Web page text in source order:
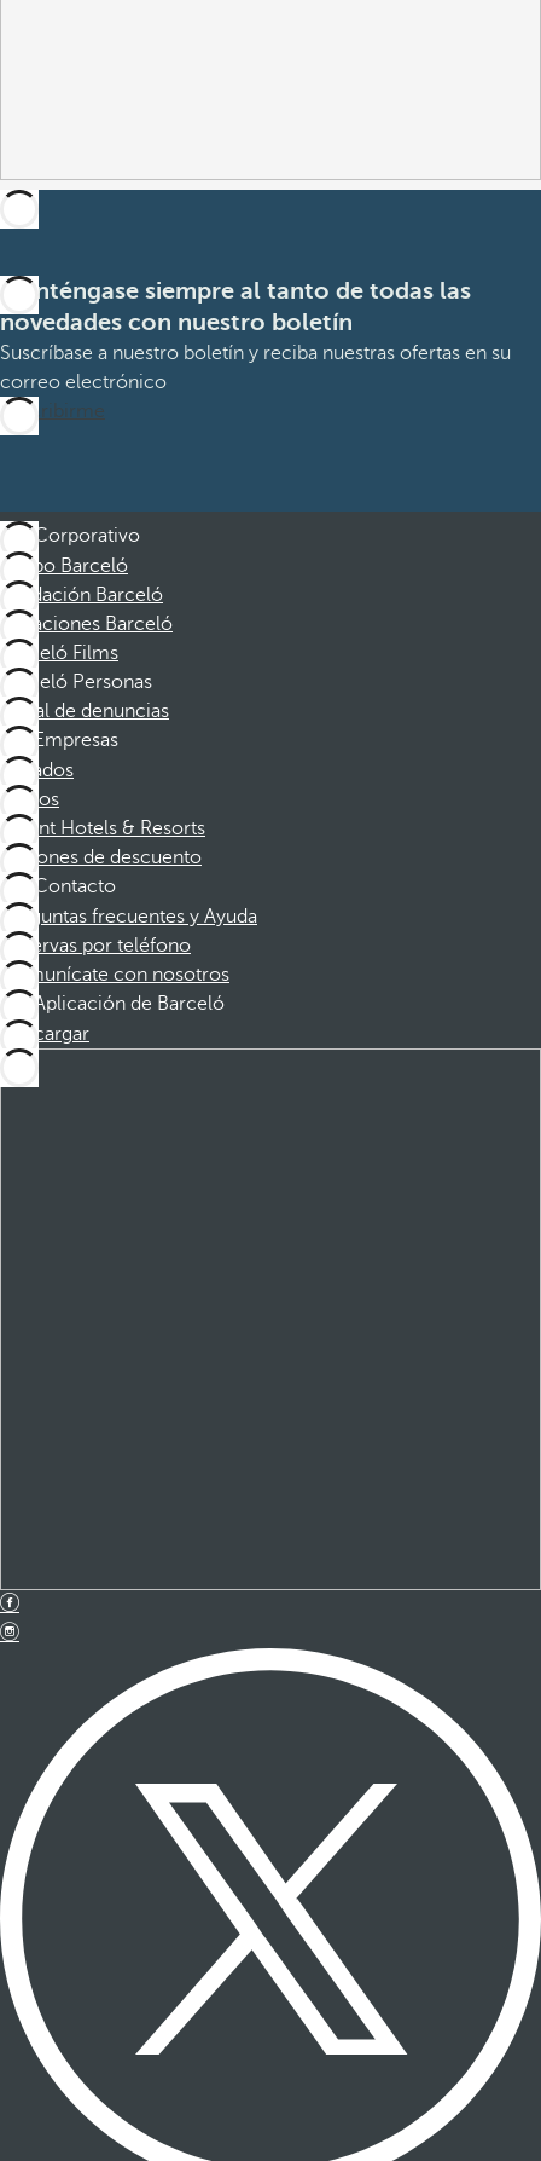
Manténgase siempre al tanto de todas las
novedades con nuestro boletín
Suscríbase a nuestro boletín y reciba nuestras ofertas en su
correo electrónico
Suscribirme
Corporativo
Grupo Barceló
Fundación Barceló
Vacaciones Barceló
Barceló Films
Barceló Personas
Canal de denuncias
Empresas
Afiliados
Socios
Dorint Hotels & Resorts
Cupones de descuento
Contacto
Preguntas frecuentes y Ayuda
Reservas por teléfono
Comunícate con nosotros
Aplicación de Barceló
Descargar